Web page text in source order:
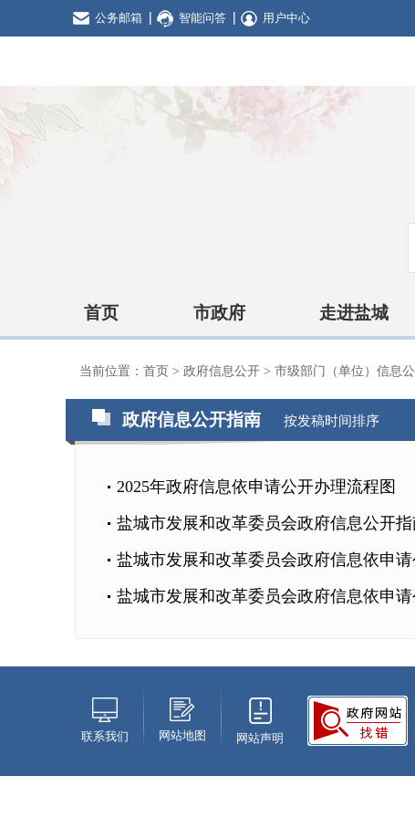
公务邮箱 智能问答 用户中心
首页 市政府 走进盐城
当前位置： 首页 > 政府信息公开 > 市级部门（单位）信息
政府信息公开指南 按发稿时间排序
2025年政府信息依申请公开办理流程图
盐城市发展和改革委员会政府信息公开
盐城市发展和改革委员会政府信息依申
盐城市发展和改革委员会政府信息依申
联系我们 网站地图 网站声明